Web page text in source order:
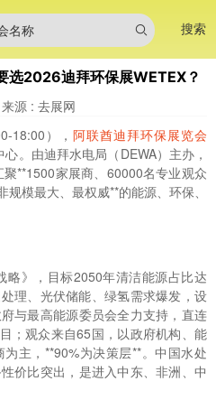
名称 搜索
选2026迪拜环保展WETEX？
来源 : 去展网
18:00）， 阿联酋迪拜环保展览会
心。由迪拜水电局（DEWA）主办，
**1500家展商、60000名专业观众
模最大、最权威**的能源、环保、
略》，目标2050年清洁能源占比达
理、光伏储能、绿氢需求爆发，设
与最高能源委员会全力支持，直连
；观众来自65国，以政府机构、能
主，**90%为决策层**。中国水处
价比突出，是进入中东、非洲、中